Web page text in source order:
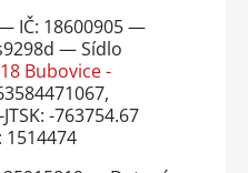
IČ: 18600905 —
— Sídlo
Bubovice -
-763754.67
1514474